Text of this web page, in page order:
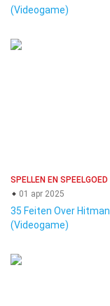
(Videogame)
SPELLEN EN SPEELGOED
01 apr 2025
35 Feiten Over Hitman
(Videogame)